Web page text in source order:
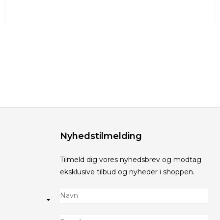
Nyhedstilmelding
Tilmeld dig vores nyhedsbrev og modtag
eksklusive tilbud og nyheder i shoppen.